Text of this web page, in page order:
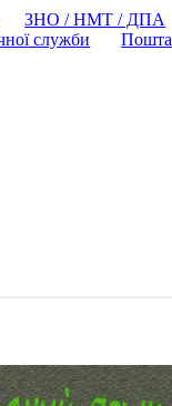
ЗНО / НМТ / ДПА
служби Пошта